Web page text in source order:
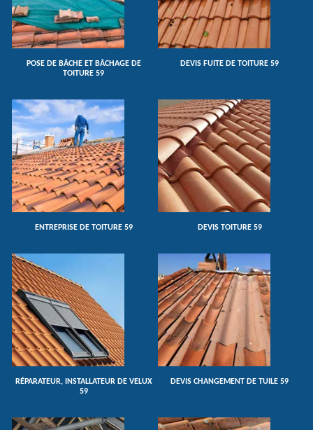
POSE DE BÂCHE ET BÂCHAGE DE
TOITURE 59
DEVIS FUITE DE TOITURE 59
ENTREPRISE DE TOITURE 59 DEVIS TOITURE 59
RÉPARATEUR, INSTALLATEUR DE VELUX
59
DEVIS CHANGEMENT DE TUILE 59